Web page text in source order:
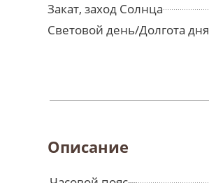
Закат, заход Солнца
Световой день/Долгота дня
Описание